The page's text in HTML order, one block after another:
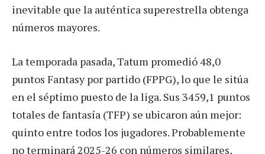
inevitable que la auténtica superestrella obtenga
números mayores.
La temporada pasada, Tatum promedió 48,0
puntos Fantasy por partido (FPPG), lo que le sitúa
en el séptimo puesto de la liga. Sus 3459,1 puntos
totales de fantasía (TFP) se ubicaron aún mejor:
quinto entre todos los jugadores. Probablemente
no terminará 2025-26 con números similares,